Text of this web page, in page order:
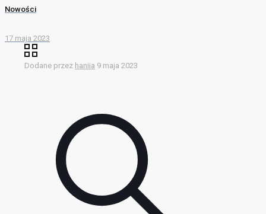
Nowości
17 maja 2023
Dodane przez haniia 9 maja 2023